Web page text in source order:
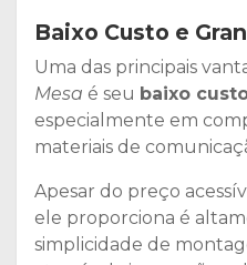
Baixo Custo e
Uma das principais
Mesa é seu baixo
especialmente em
materiais de
Apesar do preço
ele proporciona é
simplicidade de